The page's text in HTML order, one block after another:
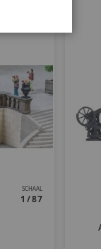
SCHAAL
1/87